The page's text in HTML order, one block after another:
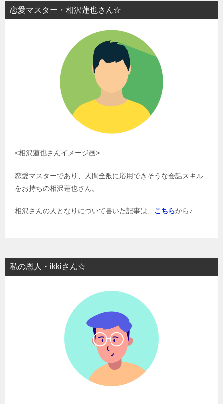
恋愛マスター・相沢蓮也さん☆
<相沢蓮也さんイメージ画>
恋愛マスターであり、人間全般に応用できそうな会話スキル
をお持ちの相沢蓮也さん。
相沢さんの人となりについて書いた記事は、 こちらから♪
私の恩人・ikkiさん☆